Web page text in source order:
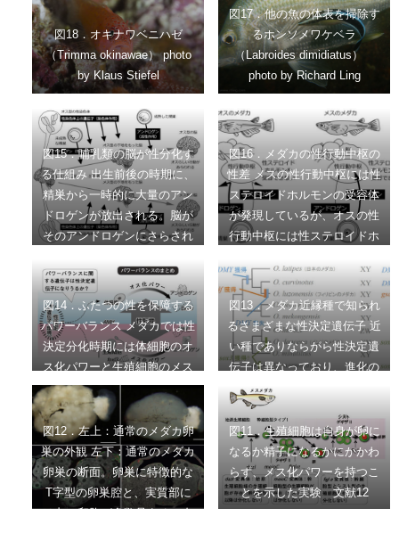
たため、Y染色体を持ってい
ないにもかかわらず、オス型
の第二次性徴を示している
（腹鰭が平行四辺形）。
ス化パワーが増大すると考え
られる。性決定遺伝子の有無
によらずに性を決めることが
できるため、このパワーバラ
ンスをメダカにおける性のコ
アメカニズムと呼ぶ。foxl3は
性の決まっていない生殖幹細
胞の中で働き、生殖幹細胞が
精子を作り出すか、卵を作り
出すかを決めるスイッチ遺伝
子。
図18．オキナワベニハゼ
（Trimma okinawae） photo
by Klaus Stiefel
図17．他の魚の体表を掃除す
るホンソメワケベラ
（Labroides dimidiatus）
photo by Richard Ling
図15．哺乳類の脳が性分化す
る仕組み 出生前後の時期に、
精巣から一時的に大量のアン
ドロゲンが放出される。脳が
そのアンドロゲンにさらされ
形成される（この際のアンド
ロゲンの作用を形成作用とよ
ぶ）。精巣をもたず、アンド
ロゲンの形成作用を受けない
メスの脳には、メス型の下地
成熟期になると、精巣からは
アンドロゲンが、卵巣からは
エストロゲンなどが大量に放
出されるようになる。それら
の性ステロイドホルモンが脳
に届くと、出生期にできあが
図16．メダカの性行動中枢の
性差 メスの性行動中枢には性
ステロイドホルモンの受容体
が発現しているが、オスの性
行動中枢には性ステロイドホ
ない。そのため、メダカの性
行動中枢は、メスだけが性ス
テロイドホルモンの影響を直
接受けることになる。ただ、
本文中でも述べたように、オ
ると、それが効いて性行動中
枢で性ステロイドホルモン受
容体が発現するようになるの
で、オスの性行動中枢でもご
くわずかながら性ステロイド
ホルモン受容体が発現してい
図14．ふたつの性を保障する
パワーバランス メダカでは性
決定分化時期には体細胞のオ
ス化パワーと生殖細胞のメス
化パワーが性を決めることが
知られている。どちらのパワ
ーが勝るのか、そのスイッチ
を入れるのが性決定という過
程。やがてこのパワーバラン
スはステロイドホルモンや
dmrt1/foxl2などによるパワー
図13．メダカ近縁種で知られ
るさまざまな性決定遺伝子 近
い種でありならがら性決定遺
伝子は異なっており、進化の
過程で性決定システムが次々
に変わっていることがわか
る。 文献１より改変
図12．左上：通常のメダカ卵
巣の外観 左下：通常のメダカ
卵巣の断面。卵巣に特徴的な
T字型の卵巣腔と、実質部に
は丸い卵胞が多数見える。右
図11．生殖細胞は自身が卵に
なるか精子になるかにかかわ
らず、メス化パワーを持つこ
とを示した実験 文献12